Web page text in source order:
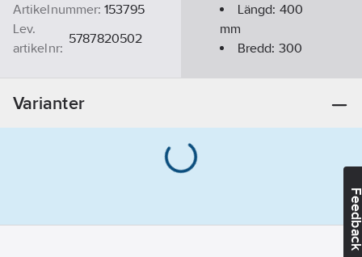
Artikelnummer: 153795
Lev.
artikelnr:
5787820502
Längd: 400
mm
Bredd: 300
Färg:Grå
Varianter